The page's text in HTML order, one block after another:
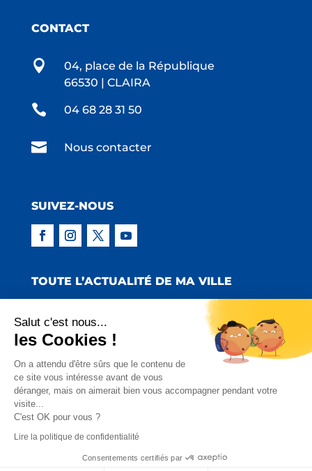
CONTACT

04, place de la République
66530 | CLAIRA
 04 68 28 31 50
 Nous contacter
SUIVEZ-NOUS
TOUTE L’ACTUALITÉ DE MA VILLE
Copyright © 2022 Mairie de Claira | Réalisation
:Emmaluc Communication
Mentions Légales
Charte Facebook
Salut c'est nous...
les Cookies !
On a attendu d'être sûrs que le contenu de
ce site vous intéresse avant de vous
déranger, mais on aimerait bien vous accompagner pendant votre
visite...
C'est OK pour vous ?
Lire la politique de confidentialité
Consentements certifiés par